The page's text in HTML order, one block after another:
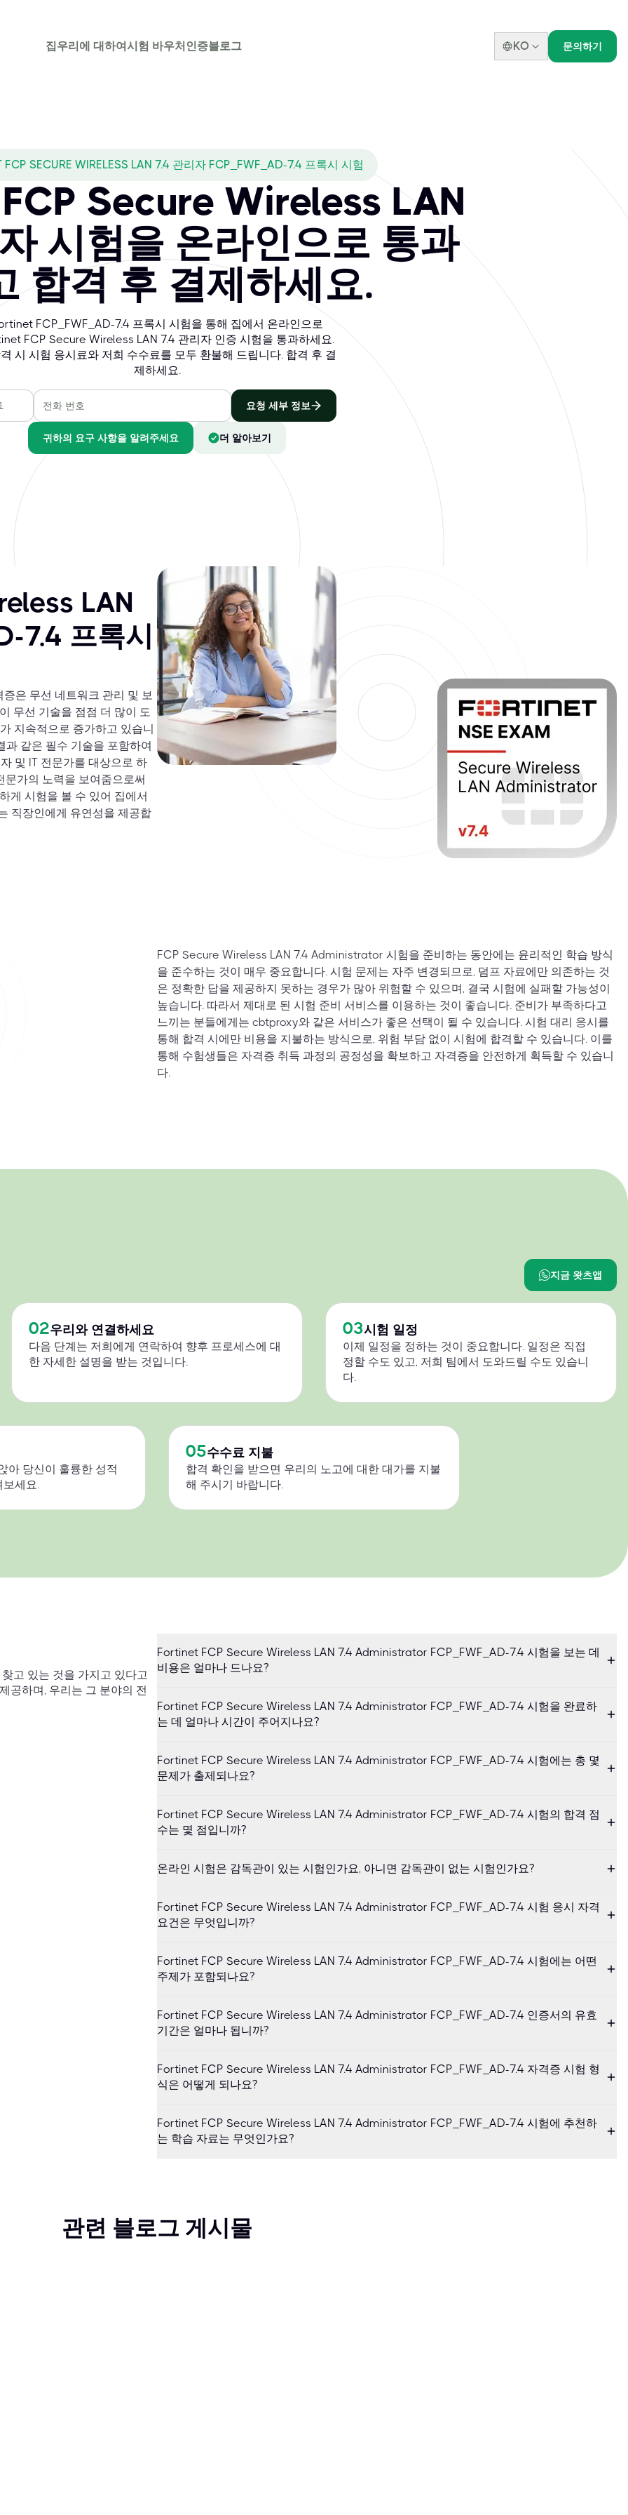
집우리에 대하여시험 바우처 인증블로그 KO 문의하기
FCP SECURE WIRELESS LAN 7.4 관리자 FCP_FWF_AD-7.4 프록시 시험
Secure Wireless LAN
시험을 온라인으로 통과
합격 후 결제하세요.
FCP_FWF_AD-7.4 프록시 시험을 통해 집에서 온라인으로
FCP Secure Wireless LAN 7.4 관리자 인증 시험을 통과하세요.
시 시험 응시료와 저희 수수료를 모두 환불해 드립니다. 합격 후 결
제하세요.
요청 세부 정보
귀하의 요구 사항을 알려주세요 더 알아보기
LAN
7.4 프록시
은 무선 네트워크 관리 및 보
무선 기술을 점점 더 많이 도
지속적으로 증가하고 있습니
같은 필수 기술을 포함하여
및 IT 전문가를 대상으로 하
가의 노력을 보여줌으로써
게 시험을 볼 수 있어 집에서
직장인에게 유연성을 제공합
FCP Secure Wireless LAN 7.4 Administrator 시험을 준비하는 동안에는 윤리적인 학습 방식
을 준수하는 것이 매우 중요합니다. 시험 문제는 자주 변경되므로, 덤프 자료에만 의존하는 것
은 정확한 답을 제공하지 못하는 경우가 많아 위험할 수 있으며, 결국 시험에 실패할 가능성이
높습니다. 따라서 제대로 된 시험 준비 서비스를 이용하는 것이 좋습니다. 준비가 부족하다고
느끼는 분들에게는 cbtproxy와 같은 서비스가 좋은 선택이 될 수 있습니다. 시험 대리 응시를
통해 합격 시에만 비용을 지불하는 방식으로, 위험 부담 없이 시험에 합격할 수 있습니다. 이를
통해 수험생들은 자격증 취득 과정의 공정성을 확보하고 자격증을 안전하게 획득할 수 있습니
다.
지금 왓츠앱
02우리와 연결하세요
다음 단계는 저희에게 연락하여 향후 프로세스에 대
한 자세한 설명을 받는 것입니다.
03시험 일정
이제 일정을 정하는 것이 중요합니다. 일정은 직접
정할 수도 있고, 저희 팀에서 도와드릴 수도 있습니
다.
아 당신이 훌륭한 성적
보세요.
05수수료 지불
합격 확인을 받으면 우리의 노고에 대한 대가를 지불
해 주시기 바랍니다.
고 있는 것을 가지고 있다고
공하며, 우리는 그 분야의 전
Fortinet FCP Secure Wireless LAN 7.4 Administrator FCP_FWF_AD-7.4 시험을 보는 데
비용은 얼마나 드나요?
Fortinet FCP Secure Wireless LAN 7.4 Administrator FCP_FWF_AD-7.4 시험을 완료하
는 데 얼마나 시간이 주어지나요?
Fortinet FCP Secure Wireless LAN 7.4 Administrator FCP_FWF_AD-7.4 시험에는 총 몇
문제가 출제되나요?
Fortinet FCP Secure Wireless LAN 7.4 Administrator FCP_FWF_AD-7.4 시험의 합격 점
수는 몇 점입니까?
온라인 시험은 감독관이 있는 시험인가요, 아니면 감독관이 없는 시험인가요?
Fortinet FCP Secure Wireless LAN 7.4 Administrator FCP_FWF_AD-7.4 시험 응시 자격
요건은 무엇입니까?
Fortinet FCP Secure Wireless LAN 7.4 Administrator FCP_FWF_AD-7.4 시험에는 어떤
주제가 포함되나요?
Fortinet FCP Secure Wireless LAN 7.4 Administrator FCP_FWF_AD-7.4 인증서의 유효
기간은 얼마나 됩니까?
Fortinet FCP Secure Wireless LAN 7.4 Administrator FCP_FWF_AD-7.4 자격증 시험 형
식은 어떻게 되나요?
Fortinet FCP Secure Wireless LAN 7.4 Administrator FCP_FWF_AD-7.4 시험에 추천하
는 학습 자료는 무엇인가요?
관련 블로그 게시물